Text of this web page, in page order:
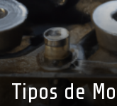
Tipos de